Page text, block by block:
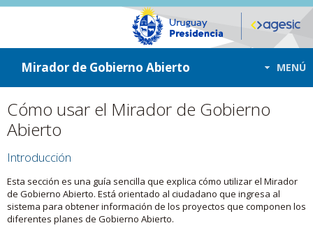
ir a contenido
ir al menú
Mirador de Gobierno Abierto MENÚ
Cómo usar el Mirador de Gobierno
Abierto
Introducción
Esta sección es una guía sencilla que explica cómo utilizar el Mirador
de Gobierno Abierto. Está orientado al ciudadano que ingresa al
sistema para obtener información de los proyectos que componen los
diferentes planes de Gobierno Abierto.